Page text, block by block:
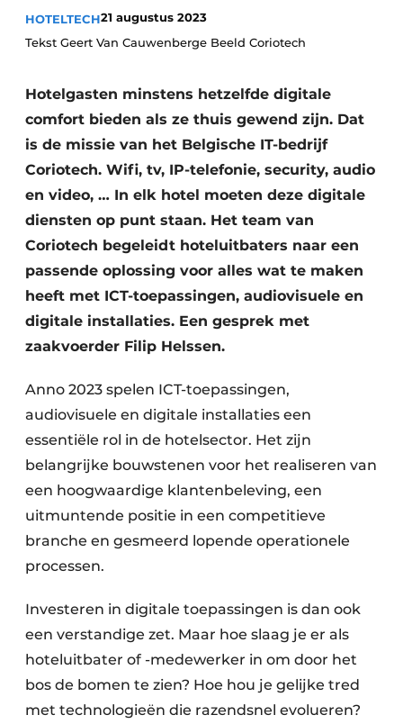
Housekeeping
HOTELTECH21 augustus 2023
Tekst Geert Van Cauwenberge Beeld Coriotech
Hotelgasten minstens hetzelfde digitale
comfort bieden als ze thuis gewend zijn. Dat
is de missie van het Belgische IT-bedrijf
Coriotech. Wifi, tv, IP-telefonie, security, audio
en video, … In elk hotel moeten deze digitale
diensten op punt staan. Het team van
Coriotech begeleidt hoteluitbaters naar een
passende oplossing voor alles wat te maken
heeft met ICT-toepassingen, audiovisuele en
digitale installaties. Een gesprek met
zaakvoerder Filip Helssen.
Anno 2023 spelen ICT-toepassingen,
audiovisuele en digitale installaties een
essentiële rol in de hotelsector. Het zijn
belangrijke bouwstenen voor het realiseren van
een hoogwaardige klantenbeleving, een
uitmuntende positie in een competitieve
branche en gesmeerd lopende operationele
processen.
Investeren in digitale toepassingen is dan ook
een verstandige zet. Maar hoe slaag je er als
hoteluitbater of -medewerker in om door het
bos de bomen te zien? Hoe hou je gelijke tred
met technologieën die razendsnel evolueren?